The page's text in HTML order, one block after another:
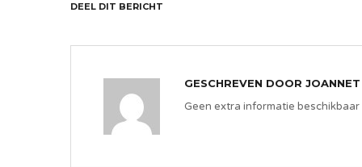
DEEL DIT BERICHT
GESCHREVEN DOOR JOANNET
Geen extra informatie beschikbaar